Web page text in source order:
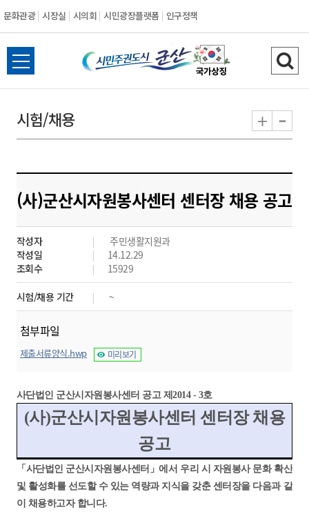
문화관광 시장실 시의회 시민광장플랫폼 인구정책
시
민
도
시
군
산
전
체
뉴
열
검
색
기
시험/채용 + -
(사)군산시자원봉사센터 센터장 채용 공고
작성자
주민생활지원과
작성일
14.12.29
조회수
15929
시험/채용 기간 ~
첨부파일
제출서류양식.hwp 미리보기
사단법인 군산시자원봉사센터 공고 제2014 - 3호
(사)군산시자원봉사센터 센터장 채용
공고
「사단법인 군산시자원봉사센터」에서 우리 시 자원봉사 문화 확산
및 활성화를 선도할 수 있는 역량과 지식을 갖춘 센터장을 다음과 같
이 채용하고자 합니다.